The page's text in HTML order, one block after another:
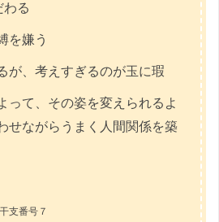
わる
を嫌う
が、考えすぎるのが玉に瑕
って、その姿を変えられるよ
せながらうまく人間関係を築
支番号７